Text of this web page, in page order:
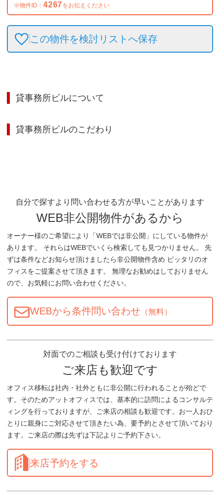
※物件ID： 4267をお伝えください
この物件を検討リストへ保存
貸事務所ビルについて
貸事務所ビルのこだわり
自分で探すより問い合わせる方が早いことがあります
WEB非公開物件があるから
オーナー様のご希望により「WEBでは非公開」にしている物件が
あります。 それらはWEBでいくら検索しても見つかりません。 先
ずは条件などお知らせ頂けましたら非公開物件含め ピッタリのオ
フィスをご提案させて頂きます。 無理なお勧めはしておりません
ので、お気軽にお問い合わせください。
WEBから条件問い合わせ （無料）
対面でのご相談も受け付けております
ご来店も歓迎です
オフィス移転は社内・社外ともに非公開に行われることが殆どで
す。そのためアットオフィスでは、基本的に訪問によるコンサルテ
ィングを行っておりますが、ご来店の相談も歓迎です。お一人おひ
とりに親身にご対応させて頂きたい為、要予約とさせて頂いており
ます。ご来店の際は先ずは下記よりご予約下さい。
来店予約をする